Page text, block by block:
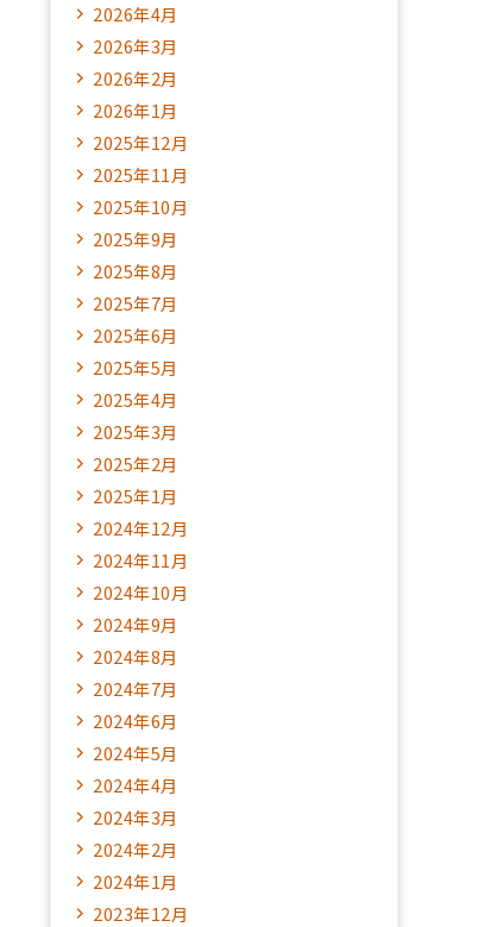
2026年4月
2026年3月
2026年2月
2026年1月
2025年12月
2025年11月
2025年10月
2025年9月
2025年8月
2025年7月
2025年6月
2025年5月
2025年4月
2025年3月
2025年2月
2025年1月
2024年12月
2024年11月
2024年10月
2024年9月
2024年8月
2024年7月
2024年6月
2024年5月
2024年4月
2024年3月
2024年2月
2024年1月
2023年12月